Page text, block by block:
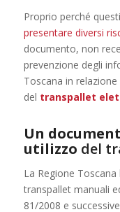
Proprio perché
presentare diversi
documento, non
prevenzione degli
Toscana in relazione
del transpallet
Un
utilizzo del
La Regione
transpallet manuali
81/2008 e